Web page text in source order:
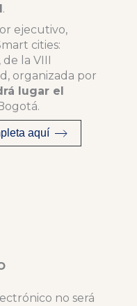
.
ejecutivo,
cities:
de la VIII
organizada por
lugar el
aquí
no será